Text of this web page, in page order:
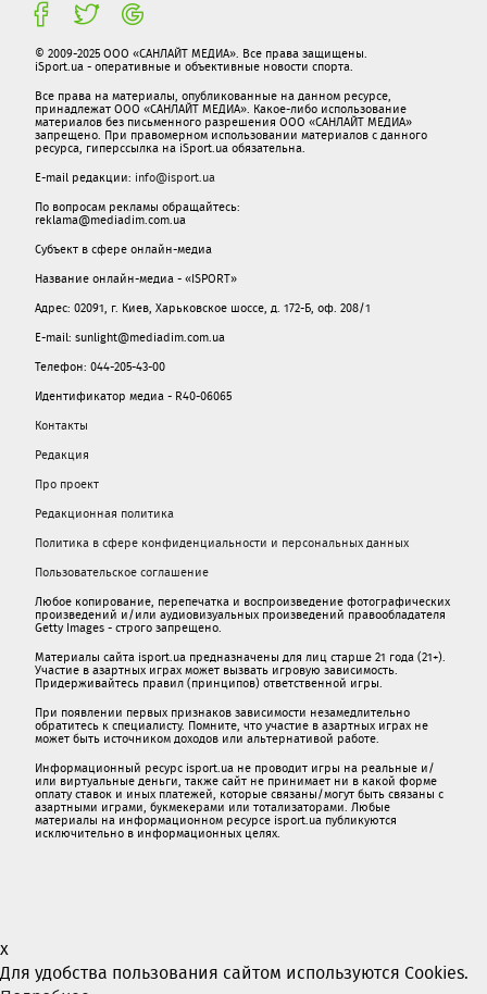
© 2009-2025 ООО «САНЛАЙТ МЕДИА». Все права защищены.
iSport.ua - оперативные и объективные новости спорта.
Все права на материалы, опубликованные на данном ресурсе,
принадлежат ООО «САНЛАЙТ МЕДИА». Какое-либо использование
материалов без письменного разрешения ООО «САНЛАЙТ МЕДИА»
запрещено. При правомерном использовании материалов с данного
ресурса, гиперссылка на iSport.ua обязательна.
E-mail редакции: info@isport.ua
По вопросам рекламы обращайтесь:
reklama@mediadim.com.ua
Субъект в сфере онлайн-медиа
Название онлайн-медиа - «ISPORT»
Адрес: 02091, г. Киев, Харьковское шоссе, д. 172-Б, оф. 208/1
E-mail: sunlight@mediadim.com.ua
Телефон: 044-205-43-00
Идентификатор медиа - R40-06065
Контакты
Редакция
Про проект
Редакционная политика
Политика в сфере конфиденциальности и персональных данных
Пользовательское соглашение
Любое копирование, перепечатка и воспроизведение фотографических
произведений и/или аудиовизуальных произведений правообладателя
Getty Images - строго запрещено.
Материалы сайта isport.ua предназначены для лиц старше 21 года (21+).
Участие в азартных играх может вызвать игровую зависимость.
Придерживайтесь правил (принципов) ответственной игры.
При появлении первых признаков зависимости незамедлительно
обратитесь к специалисту. Помните, что участие в азартных играх не
может быть источником доходов или альтернативой работе.
Информационный ресурс isport.ua не проводит игры на реальные и/
или виртуальные деньги, также сайт не принимает ни в какой форме
oплaту ставок и иных платежей, которые связаны/могут быть связаны c
азартными игрaми, букмекерами или тотализаторами. Любые
материалы на информационном ресурсе isport.ua публикуютcя
исключительно в информационных целях.
x
Для удобства пользования сайтом используются Cookies.